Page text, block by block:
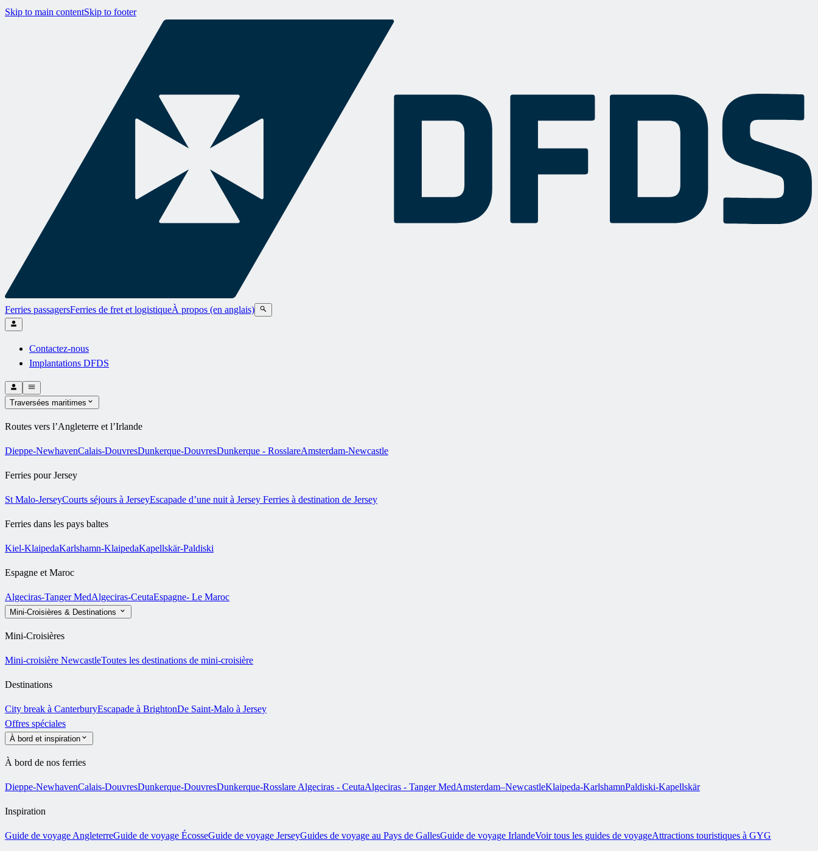
Skip to main contentSkip to footer
Ferries passagersFerries de fret et logistiqueÀ propos (en anglais)
Contactez-nous
Implantations DFDS
Traversées maritimes
Routes vers l’Angleterre et l’Irlande
Dieppe-NewhavenCalais-DouvresDunkerque-DouvresDunkerque - RosslareAmsterdam-Newcastle
Ferries pour Jersey
St Malo-JerseyCourts séjours à JerseyEscapade d’une nuit à Jersey Ferries à destination de Jersey
Ferries dans les pays baltes
Kiel-KlaipedaKarlshamn-KlaipedaKapellskär-Paldiski
Espagne et Maroc
Algeciras-Tanger MedAlgeciras-CeutaEspagne- Le Maroc
Mini-Croisières & Destinations
Mini-Croisières
Mini-croisière NewcastleToutes les destinations de mini-croisière
Destinations
City break à CanterburyEscapade à BrightonDe Saint-Malo à Jersey
Offres spéciales
À bord et inspiration
À bord de nos ferries
Dieppe-NewhavenCalais-DouvresDunkerque-DouvresDunkerque-Rosslare Algeciras - CeutaAlgeciras - Tanger MedAmsterdam–NewcastleKlaipeda-KarlshamnPaldiski-Kapellskär
Inspiration
Guide de voyage AngleterreGuide de voyage ÉcosseGuide de voyage JerseyGuides de voyage au Pays de GallesGuide de voyage IrlandeVoir tous les guides de voyageAttractions touristiques à GYG